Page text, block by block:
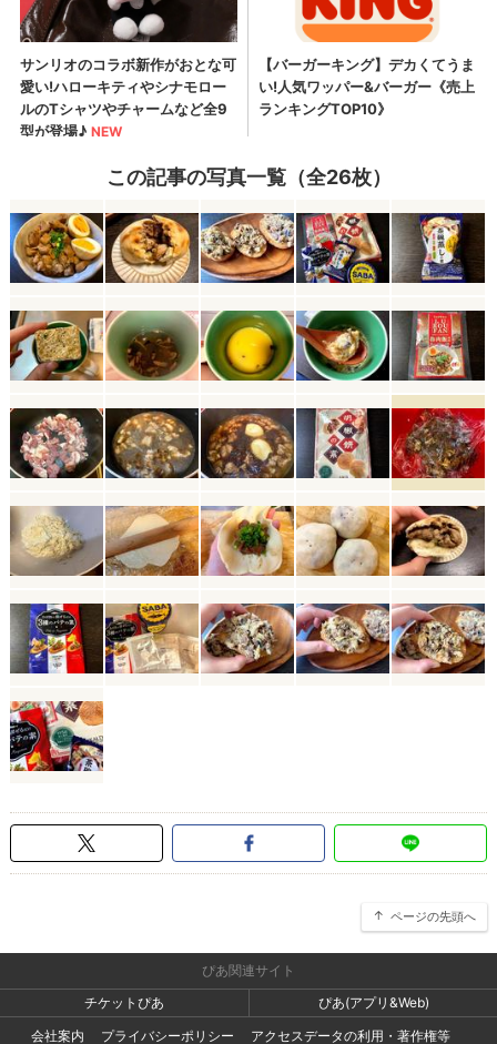
この記事の写真一覧（全26枚）
ページの先頭へ
ぴあ関連サイト
チケットぴあ
ぴあ(アプリ&Web)
会社案内
プライバシーポリシー アクセスデータの利用・著作権等